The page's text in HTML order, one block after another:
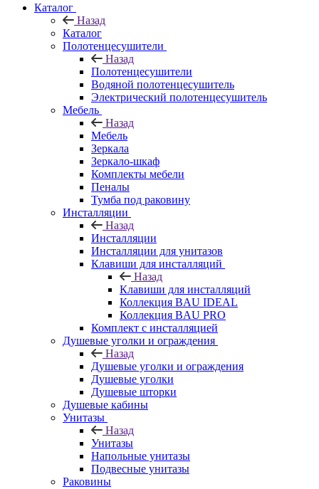
Каталог
Назад
Каталог
Полотенцесушители
Назад
Полотенцесушители
Водяной полотенцесушитель
Электрический полотенцесушитель
Мебель
Назад
Мебель
Зеркала
Зеркало-шкаф
Комплекты мебели
Пеналы
Тумба под раковину
Инсталляции
Назад
Инсталляции
Инсталляции для унитазов
Клавиши для инсталляций
Назад
Клавиши для инсталляций
Коллекция BAU IDEAL
Коллекция BAU PRO
Комплект с инсталляцией
Душевые уголки и ограждения
Назад
Душевые уголки и ограждения
Душевые уголки
Душевые шторки
Душевые кабины
Унитазы
Назад
Унитазы
Напольные унитазы
Подвесные унитазы
Раковины